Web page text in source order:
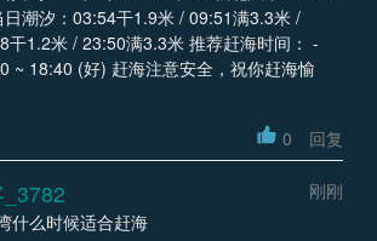
日潮汐：03:54干1.9米 / 09:51满3.3米 /
干1.2米 / 23:50满3.3米 推荐赶海时间： -
~ 18:40 (好) 赶海注意安全，祝你赶海愉
0 回复
刚刚
什么时候适合赶海